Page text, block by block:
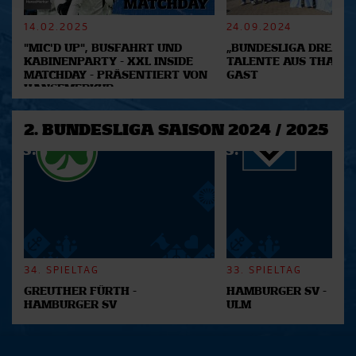
Abschnitt Einzelheiten
Wir verwenden Cookies, um Inhalte und Anzeigen zu
personalisieren, Funktionen für soziale Medien anbieten
zu können und die Zugriffe auf unsere Website zu
Verwendung unserer Website an unsere Partner für
soziale Medien, Werbung und Analysen weiter. Unsere
Partner führen diese Informationen möglicherweise mit
14.02.2025
"MIC'D UP", BUSFAHRT UND
KABINENPARTY - XXL INSIDE
MATCHDAY - PRÄSENTIERT VON
HANSEMERKUR
24.09.2024
„BUNDESLIGA DREAM
TALENTE AUS
GAST
2. BUNDESLIGA SAISON 2024 / 2025
34. SPIELTAG
GREUTHER FÜRTH -
HAMBURGER SV
33. SPIELTAG
HAMBURGER SV -
ULM